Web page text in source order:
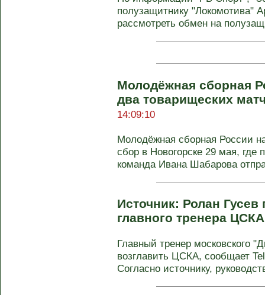
полузащитнику "Локомотива"
рассмотреть обмен на
Молодёжная сборная
два товарищеских
14:09:10
Молодёжная сборная России
сбор в Новогорске 29 мая, где
команда Ивана Шабарова
Источник: Ролан Гусев
главного тренера
Главный тренер московского
возглавить ЦСКА, сообщает
Согласно источнику,